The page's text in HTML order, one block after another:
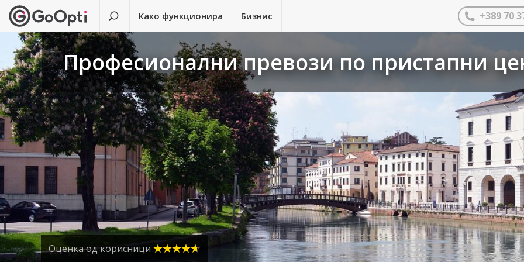
Како функционира Бизнис +389 70
Професионални превози по пристапни
Оценка од корисници